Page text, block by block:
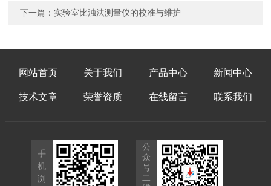
下一篇： 实验室比浊法测量仪的校准与维护
网站首页 关于我们 产品中心 新闻中心
技术文章 荣誉资质 在线留言 联系我们
手
机
浏
公
众
号
二